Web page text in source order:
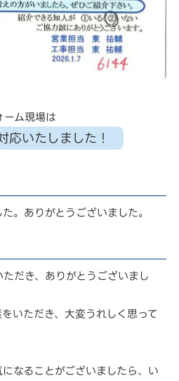
ーム現場は
応いたしました！
。ありがとうございました。
だき、ありがとうございまし
いただき、大変うれしく思って
なることがございましたら、い